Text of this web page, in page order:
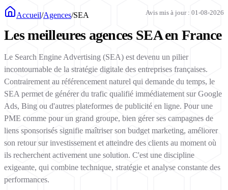
Accueil/Agences/SEA Avis mis à jour : 01-08-2026
Les meilleures agences SEA en France
Le Search Engine Advertising (SEA) est devenu un pilier
incontournable de la stratégie digitale des entreprises françaises.
Contrairement au référencement naturel qui demande du temps, le
SEA permet de générer du trafic qualifié immédiatement sur Google
Ads, Bing ou d'autres plateformes de publicité en ligne. Pour une
PME comme pour un grand groupe, bien gérer ses campagnes de
liens sponsorisés signifie maîtriser son budget marketing, améliorer
son retour sur investissement et atteindre des clients au moment où
ils recherchent activement une solution. C'est une discipline
exigeante, qui combine technique, stratégie et analyse constante des
performances.